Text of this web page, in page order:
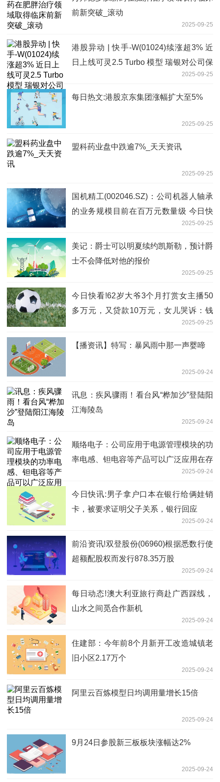
前新突破_滚动
2025-09-25
港股异动 | 快手-W(01024)续涨超3% 近
日上线可灵2.5 Turbo 模型 瑞银对公司保
2025-09-25
每日热文:港股京东集团涨幅扩大至5%
2025-09-25
盟科药业盘中跌逾7%_天天资讯
2025-09-25
国机精工(002046.SZ)：公司机器人轴承
的业务规模目前在百万元数量级 今日快
2025-09-25
美记：爵士可以明夏续约凯斯勒，预计爵
士不会降低对他的报价
2025-09-25
今日快看!62岁大爷3个月打赏女主播50
多万元，又贷款10万元，女儿哭诉：钱
2025-09-25
【播资讯】特写：暴风雨中那一声婴啼
2025-09-24
讯息：疾风骤雨！看台风“桦加沙”登陆阳
江海陵岛
2025-09-24
顺络电子：公司应用于电源管理模块的功
率电感、钽电容等产品可以广泛应用在存
2025-09-24
今日快讯:男子拿户口本在银行给俩娃销
卡，被要求证明父子关系，银行回应
2025-09-24
前沿资讯!双登股份(06960)根据悉数行使
超额配股权而发行878.35万股
2025-09-24
每日动态!澳大利亚旅行商赴广西踩线，
山水之间觅合作新机
2025-09-24
住建部：今年前8个月新开工改造城镇老
旧小区2.17万个
2025-09-24
阿里云百炼模型日均调用量增长15倍
2025-09-24
9月24日参股新三板板块涨幅达2%
2025-09-24